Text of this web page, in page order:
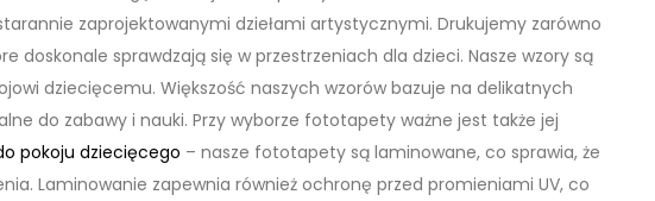
zaprojektowanymi dziełami artystycznymi. Drukujemy zarówno
sprawdzają się w przestrzeniach dla dzieci. Nasze wzory są
dziecięcemu. Większość naszych wzorów bazuje na delikatnych
do zabawy i nauki. Przy wyborze fototapety ważne jest także jej
pokoju dziecięcego – nasze fototapety są laminowane, co sprawia, że
Laminowanie zapewnia również ochronę przed promieniami UV, co